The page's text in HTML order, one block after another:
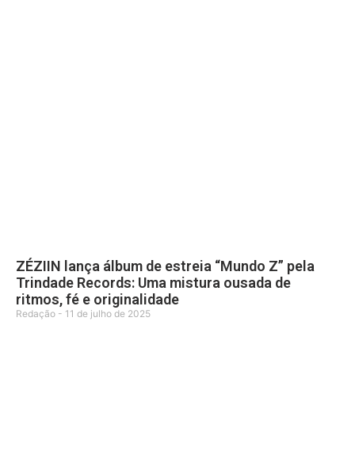
ZÉZIIN lança álbum de estreia “Mundo Z” pela
Trindade Records: Uma mistura ousada de
ritmos, fé e originalidade
Redação 11 de julho de 2025